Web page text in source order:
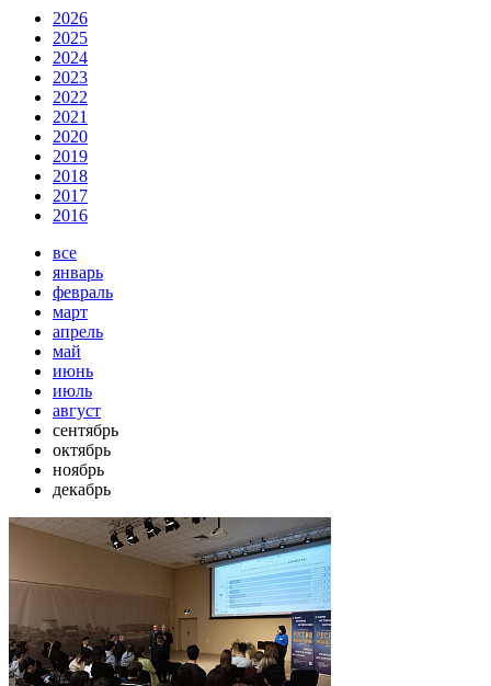
2026
2025
2024
2023
2022
2021
2020
2019
2018
2017
2016
все
январь
февраль
март
апрель
май
июнь
июль
август
сентябрь
октябрь
ноябрь
декабрь